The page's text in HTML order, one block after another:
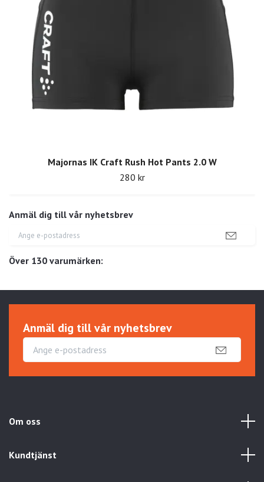
Anmäl dig till vår nyhetsbrev
Över 130 varumärken:
Majornas IK Craft Rush Hot Pants 2.0 W
280 kr
Anmäl dig till vår nyhetsbrev
Om oss
Kundtjänst